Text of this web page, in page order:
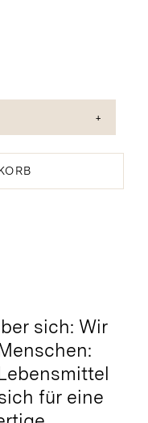
sich: Wir
für eine